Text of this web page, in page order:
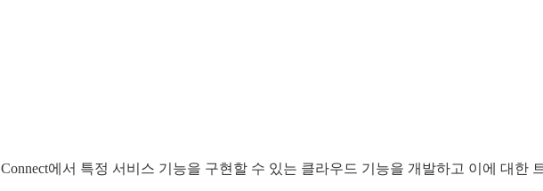
에서 특정 서비스 기능을 구현할 수 있는 클라우드 기능을 개발하고 이에 대한